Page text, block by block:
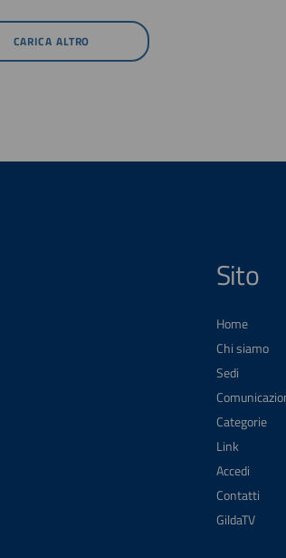
CARICA ALTRO
Sito
Home
Chi siamo
Sedi
Categorie
Link
Accedi
Contatti
GildaTV